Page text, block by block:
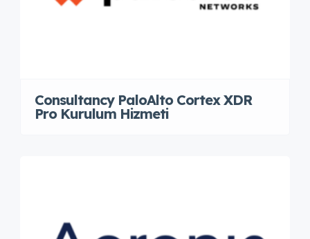
Consultancy PaloAlto Cortex XDR
Pro Kurulum Hizmeti